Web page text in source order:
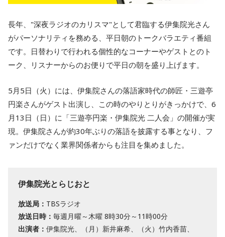
長年、"深夜ラジオのカリスマ"として君臨する伊集院光さん
がパーソナリティを務める、平日朝のトークバラエティ番組
です。日替わりで行われる個性的なコーナーやゲストとのト
ーク、リスナーからのお便りで平日の朝を盛り上げます。
5月5日（火）には、伊集院さんの落語家時代の師匠・三遊亭
円楽さんがゲスト出演し、この時のやりとりがきっかけで、6
月13日（日）に「三遊亭円楽・伊集院光 二人会」の開催が実
現。伊集院さんが約30年ぶりの落語を披露する事となり、フ
ァンだけでなく業界関係者からも注目を集めました。
伊集院光とらじおと
放送局： TBSラジオ
放送日時： 毎週月曜～木曜 8時30分～11時00分
出演者： 伊集院光、（月）新井麻希、（火）竹内香苗、